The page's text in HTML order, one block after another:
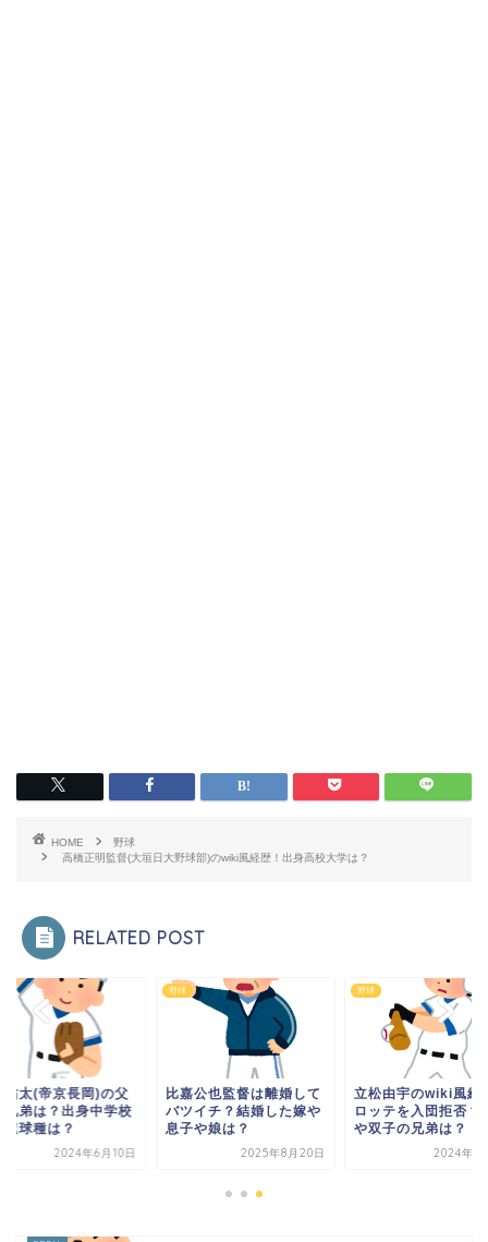
HOME
野球
高橋正明監督(大垣日大野球部)のwiki風経歴！出身高校大学は？
RELATED POST
佑太(帝京長岡)の父
兄弟は？出身中学校
速球種は？
2024年6月10日
野球
比嘉公也監督は離婚して
バツイチ？結婚した嫁や
息子や娘は？
2025年8月20日
野球
立松由宇のwiki風経
ロッテを入団拒否？
や双子の兄弟は？
2024年11